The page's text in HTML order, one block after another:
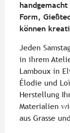
Form,
können
Jeden
in ihrem
Lamboux in
Élodie und
Herstellung
Materialien
aus Grasse